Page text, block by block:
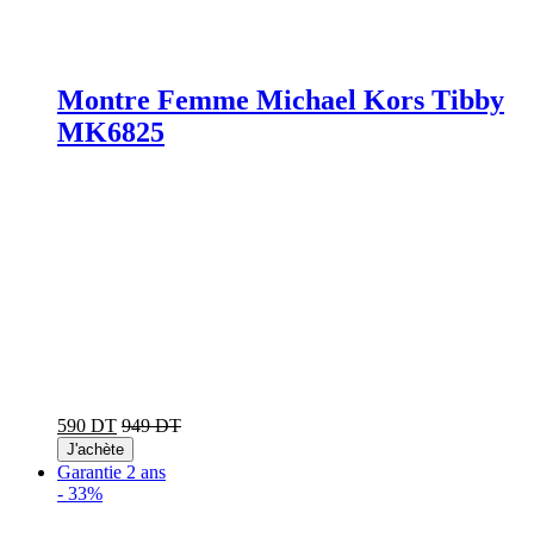
Montre Femme Michael Kors Tibby
MK6825
590 DT 949 DT
J'achète
Garantie 2 ans
- 33%